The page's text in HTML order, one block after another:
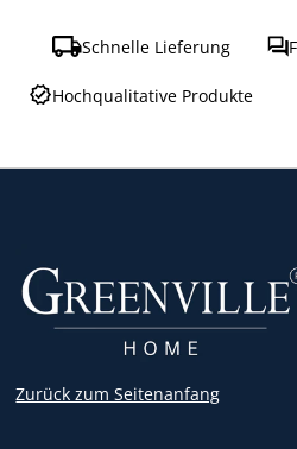
Schnelle Lieferung
Hochqualitative Produkte
Zurück zum Seitenanfang